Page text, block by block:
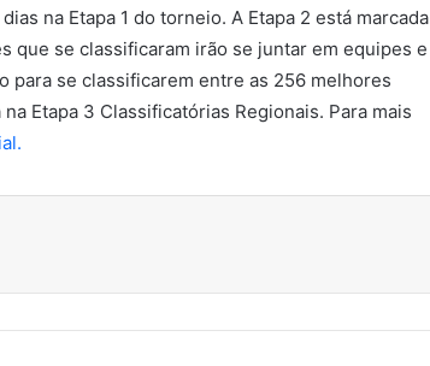
na Etapa 1 do torneio. A Etapa 2 está marcada
que se classificaram irão se juntar em equipes e
para se classificarem entre as 256 melhores
Etapa 3 Classificatórias Regionais. Para mais